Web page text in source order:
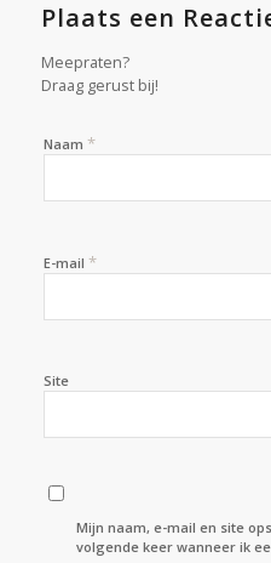
Plaats een
Meepraten?
Draag gerust bij!
Naam *
E-mail *
Site
Mijn naam, e-mail en site
volgende keer wanneer ik